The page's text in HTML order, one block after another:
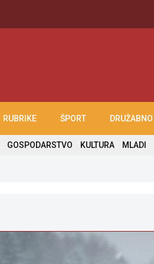
RUBRIKE ŠPORT DRUŽABNO
GOSPODARSTVO KULTURA MLADI